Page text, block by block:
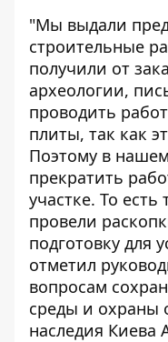
"Мы выдали
строительные
получили от
археологии,
проводить
плиты, так как
Поэтому в
прекратить
участке. То
провели
подготовку для
отметил
вопросам
среды и охраны
наследия Киева